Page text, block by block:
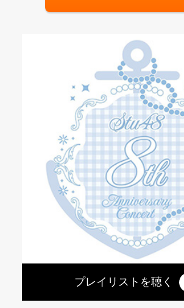
プレイリストを聴く